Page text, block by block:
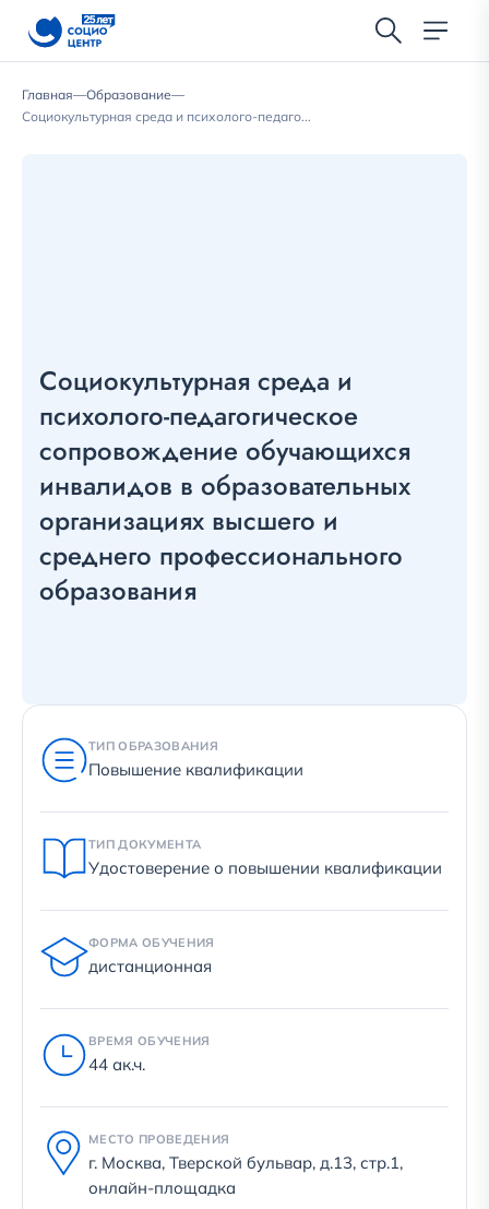
Главная—Образование—
Социокультурная среда и психолого-педаго...
Социокультурная среда и
психолого-педагогическое
сопровождение обучающихся
инвалидов в образовательных
организациях высшего и
среднего профессионального
образования
ТИП ОБРАЗОВАНИЯ
Повышение квалификации
ТИП ДОКУМЕНТА
Удостоверение о повышении квалификации
ФОРМА ОБУЧЕНИЯ
дистанционная
ВРЕМЯ ОБУЧЕНИЯ
44 ак.ч.
МЕСТО ПРОВЕДЕНИЯ
г. Москва, Тверской бульвар, д.13, стр.1,
онлайн-площадка